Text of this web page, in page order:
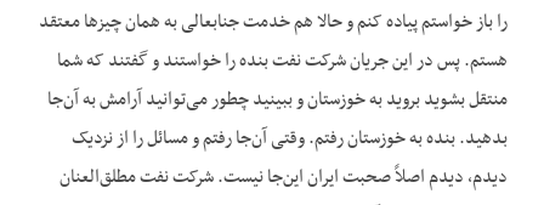
را باز خواستم پیاده کنم و حالا هم خدمت جنابعالی به همان چیزها معتقد
هستم. پس در این جریان شرکت نفت بنده را خواستند و گفتند که شما
منتقل بشوید بروید به خوزستان و ببینید چطور می‌توانید آرامش به آن‌جا
بدهید. بنده به خوزستان رفتم. وقتی آن‌جا رفتم و مسائل را از نزدیک
دیدم، دیدم اصلاً صحبت ایران این‌جا نیست. شرکت نفت مطلق‌العنان